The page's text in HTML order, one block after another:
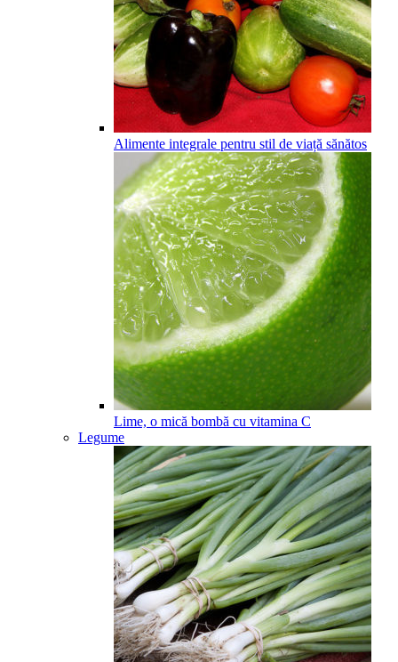
Alimente integrale pentru stil de viață sănătos
Lime, o mică bombă cu vitamina C
Legume